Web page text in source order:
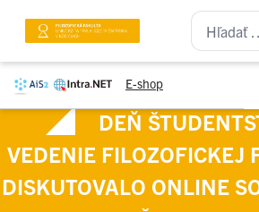
E-shop
DEŇ
VEDENIE FILOZOFICKEJ
DISKUTOVALO ONLINE